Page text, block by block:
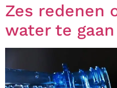
Zes redenen
water te